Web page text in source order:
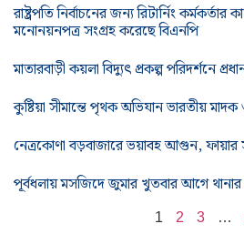
রাষ্ট্রপতি নির্বাচনের জন্য রিটার্নিং কর্মকর্তার
মনোনয়নপত্র সংগ্রহ করেছে বিএনপি
মাতারবাড়ী কয়লা বিদ্যুৎ প্রকল্প পরিদর্শনে
কুষ্টিয়া সীমান্তে পৃথক অভিযান ভারতীয়
নেত্রকোণা বড়বাজারে ভয়াবহ আগুন, ফায়ার
পূর্বধলায় মসজিদে জুমার খুতবার আগে
1 2 3 …